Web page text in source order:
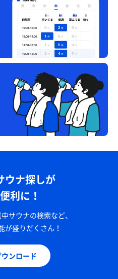
ウナ探しが
利に！
サウナの検索など、
が盛りだくさん！
ンロード